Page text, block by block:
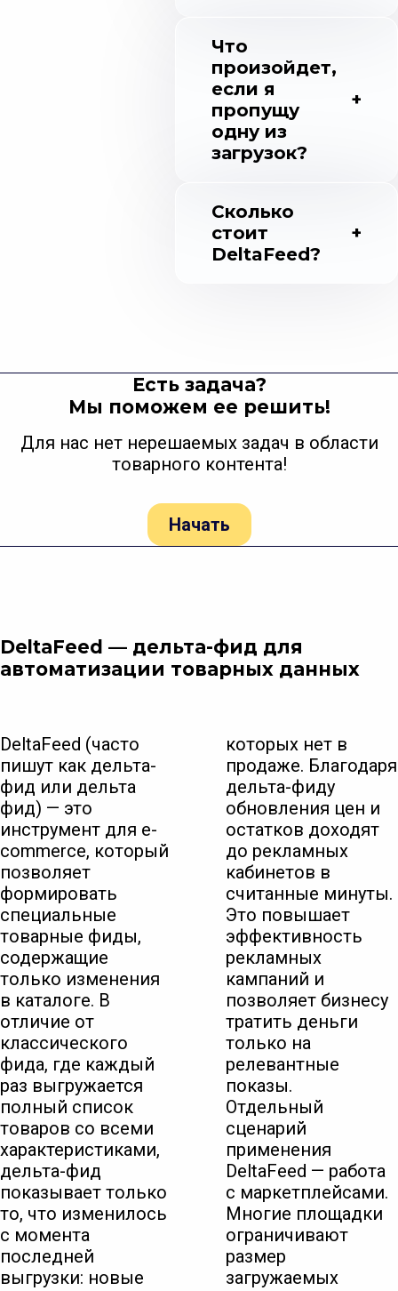
Что
произойдет,
если я
пропущу
одну из
загрузок?
Сколько
стоит
DeltaFeed?
Есть задача?
Мы поможем ее решить!
Для нас нет нерешаемых задач в области
товарного контента!
Начать
DeltaFeed — дельта-фид для
автоматизации товарных данных
DeltaFeed (часто
пишут как дельта-
фид или дельта
фид) — это
инструмент для e-
commerce, который
позволяет
формировать
специальные
товарные фиды,
содержащие
только изменения
в каталоге. В
отличие от
классического
фида, где каждый
раз выгружается
полный список
товаров со всеми
характеристиками,
дельта-фид
показывает только
то, что изменилось
с момента
последней
выгрузки: новые
которых нет в
продаже. Благодаря
дельта-фиду
обновления цен и
остатков доходят
до рекламных
кабинетов в
считанные минуты.
Это повышает
эффективность
рекламных
кампаний и
позволяет бизнесу
тратить деньги
только на
релевантные
показы.
Отдельный
сценарий
применения
DeltaFeed — работа
с маркетплейсами.
Многие площадки
ограничивают
размер
загружаемых